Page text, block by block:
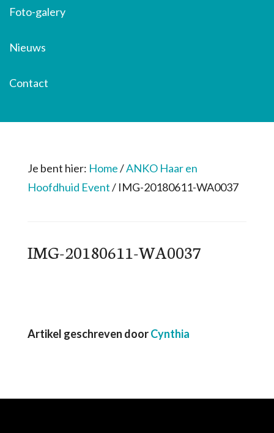
Foto-galery
Nieuws
Contact
Je bent hier: Home/ANKO Haar en
Hoofdhuid Event/IMG-20180611-WA0037
IMG-20180611-WA0037
Artikel geschreven doorCynthia